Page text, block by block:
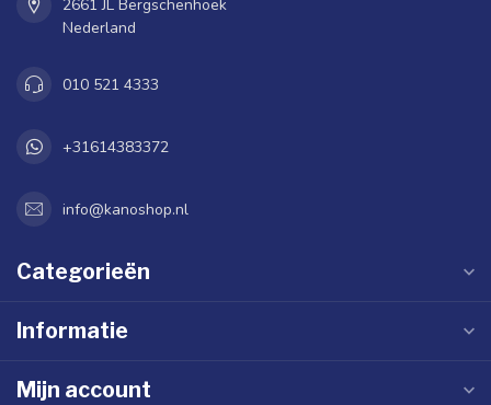
2661 JL Bergschenhoek
Nederland
010 521 4333
+31614383372
info@kanoshop.nl
Categorieën
Informatie
Mijn account